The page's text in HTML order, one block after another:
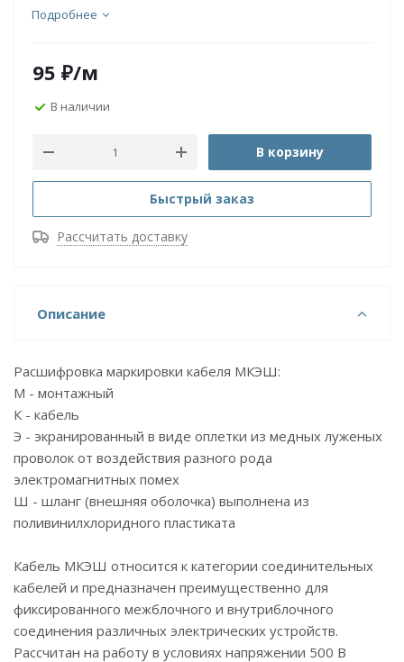
Подробнее
95 ₽/м
В наличии
В корзину
Быстрый заказ
Рассчитать доставку
Описание
Расшифровка маркировки кабеля МКЭШ:
М - монтажный
К - кабель
Э - экранированный в виде оплетки из медных луженых
проволок от воздействия разного рода
электромагнитных помех
Ш - шланг (внешняя оболочка) выполнена из
поливинилхлоридного пластиката
Кабель МКЭШ относится к категории соединительных
кабелей и предназначен преимущественно для
фиксированного межблочного и внутриблочного
соединения различных электрических устройств.
Рассчитан на работу в условиях напряжении 500 В